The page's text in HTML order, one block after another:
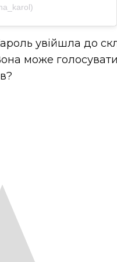
увійшла до
може